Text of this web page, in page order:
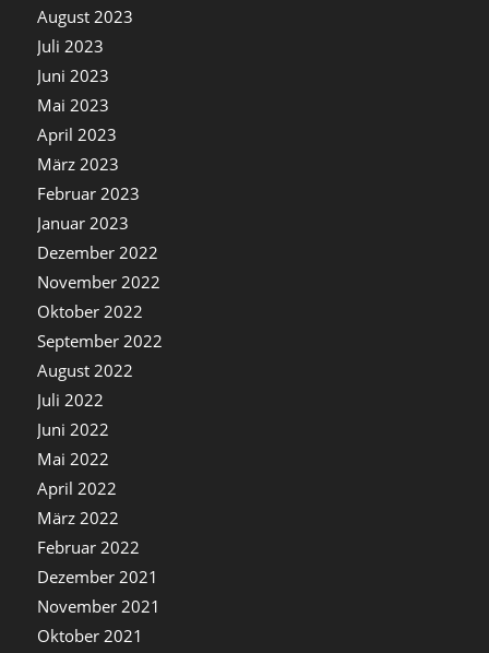
August 2023
Juli 2023
Juni 2023
Mai 2023
April 2023
März 2023
Februar 2023
Januar 2023
Dezember 2022
November 2022
Oktober 2022
September 2022
August 2022
Juli 2022
Juni 2022
Mai 2022
April 2022
März 2022
Februar 2022
Dezember 2021
November 2021
Oktober 2021